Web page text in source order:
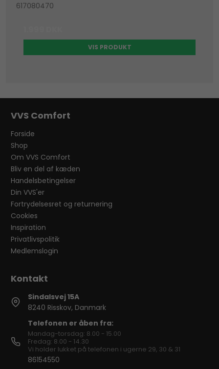
617080470
VIS PRODUKT
VVS Comfort
Forside
Shop
Om VVS Comfort
Bliv en del af kæden
Handelsbetingelser
Din VVS'er
Fortrydelsesret og returnering
Cookies
Inspiration
Privatlivspolitik
Medlemslogin
Sindalsvej 15A
8240 Risskov, Danmark
Telefonen er åben fra:
Mandag-torsdag: 8.00 - 15.00
Fredag: 8.00 - 14.30
Vi holder lukket på telefonen i ugerne 29, 30 & 31
86154550